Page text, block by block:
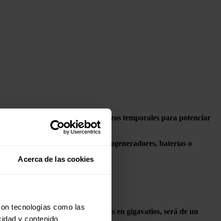
Acerca de las cookies
tecnologías como las
y contenido
burocráticos y acortar los plazos temporales para potenciar
paneles solares fotovoltaicos, aerogeneradores, baterías o
, así como los no medidos en gigavatios, será de un